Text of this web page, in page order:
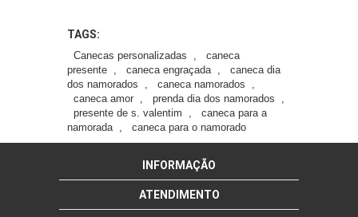
TAGS:
Canecas personalizadas ,
caneca
presente , caneca engraçada ,
caneca dia
dos namorados
, caneca namorados
,
caneca amor , prenda dia dos namorados
,
presente de s. valentim
,
caneca para a
namorada , caneca para o namorado
INFORMAÇÃO
ATENDIMENTO